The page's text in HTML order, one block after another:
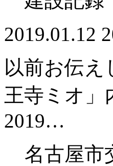
2019.01.12
以前お伝え
王寺ミオ」
2019…
名古屋市